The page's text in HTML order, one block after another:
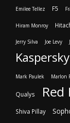
Emilee Tellez F5
Hiram Monroy
Jerry Silva Joe Levy
Kaspersky
Mark Paulek Marlon
Qualys Red
Shiva Pillay